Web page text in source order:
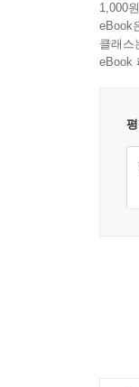
1,000
eBook
클래스
eBook
평